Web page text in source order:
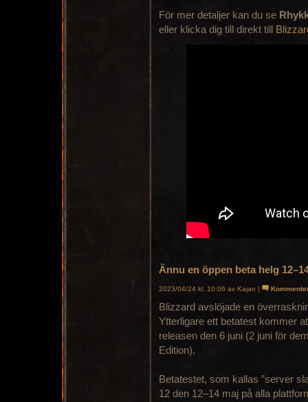
För mer detaljer kan du se
eller klicka dig till direkt till
Ännu en öppen beta helg
2023/04/24 kl. 10:06 av Kajan |
Blizzard avslöjade en
Ytterligare ett betatest kommer
releasen den 6 juni (2 juni för
Edition).
Betatestet, som kallas ”server
12 den 12–14 maj på alla